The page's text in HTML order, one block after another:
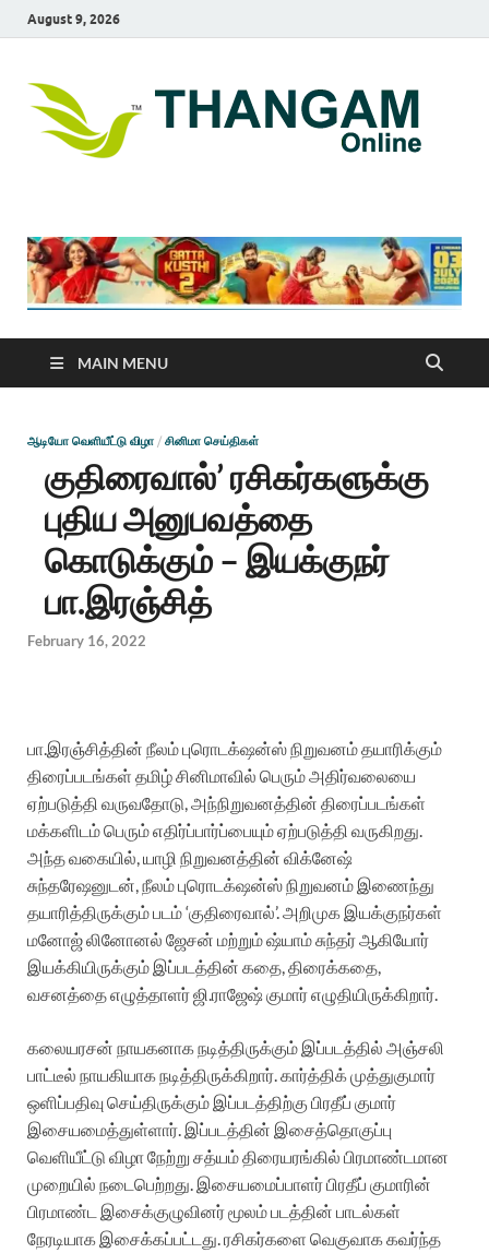
August 9, 2026
MAIN MENU
ஆடியோ வெளியீட்டு விழா / சினிமா செய்திகள்
குதிரைவால்’ ரசிகர்களுக்கு
புதிய அனுபவத்தை
கொடுக்கும் – இயக்குநர்
பா.இரஞ்சித்
February 16, 2022
பா.இரஞ்சித்தின் நீலம் புரொடக்‌ஷன்ஸ் நிறுவனம் தயாரிக்கும்
திரைப்படங்கள் தமிழ் சினிமாவில் பெரும் அதிர்வலையை
ஏற்படுத்தி வருவதோடு, அந்நிறுவனத்தின் திரைப்படங்கள்
மக்களிடம் பெரும் எதிர்ப்பார்ப்பையும் ஏற்படுத்தி வருகிறது.
அந்த வகையில், யாழி நிறுவனத்தின் விக்னேஷ்
சுந்தரேஷனுடன், நீலம் புரொடக்‌ஷன்ஸ் நிறுவனம் இணைந்து
தயாரித்திருக்கும் படம் ‘குதிரைவால்’. அறிமுக இயக்குநர்கள்
மனோஜ் லினோனல் ஜேசன் மற்றும் ஷ்யாம் சுந்தர் ஆகியோர்
இயக்கியிருக்கும் இப்படத்தின் கதை, திரைக்கதை,
வசனத்தை எழுத்தாளர் ஜி.ராஜேஷ் குமார் எழுதியிருக்கிறார்.
கலையரசன் நாயகனாக நடித்திருக்கும் இப்படத்தில் அஞ்சலி
பாட்டீல் நாயகியாக நடித்திருக்கிறார். கார்த்திக் முத்துகுமார்
ஒளிப்பதிவு செய்திருக்கும் இப்படத்திற்கு பிரதீப் குமார்
இசையமைத்துள்ளார். இப்படத்தின் இசைத்தொகுப்பு
வெளியீட்டு விழா நேற்று சத்யம் திரையரங்கில் பிரமாண்டமான
முறையில் நடைபெற்றது. இசையமைப்பாளர் பிரதீப் குமாரின்
பிரமாண்ட இசைக்குழுவினர் மூலம் படத்தின் பாடல்கள்
நேரடியாக இசைக்கப்பட்டது. ரசிகர்களை வெகுவாக கவர்ந்த